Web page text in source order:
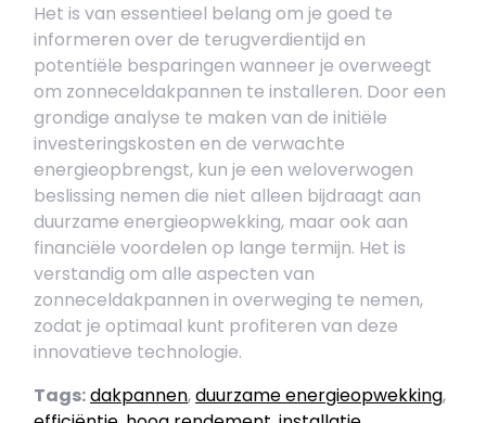
Het is van essentieel belang om je goed te
informeren over de terugverdientijd en
potentiële besparingen wanneer je overweegt
om zonneceldakpannen te installeren. Door een
grondige analyse te maken van de initiële
investeringskosten en de verwachte
energieopbrengst, kun je een weloverwogen
beslissing nemen die niet alleen bijdraagt aan
duurzame energieopwekking, maar ook aan
financiële voordelen op lange termijn. Het is
verstandig om alle aspecten van
zonneceldakpannen in overweging te nemen,
zodat je optimaal kunt profiteren van deze
innovatieve technologie.
Tags:dakpannen,duurzame energieopwekking,